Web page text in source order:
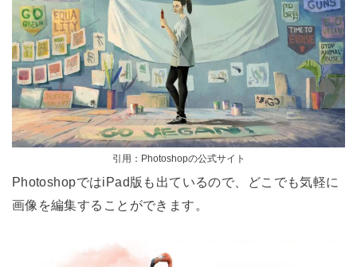
引用：Photoshopの公式サイト
PhotoshopではiPad版も出ているので、どこでも気軽に
画像を編集することができます。